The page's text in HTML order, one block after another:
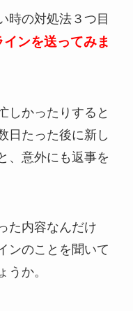
時の対処法３つ目
ンを送ってみま
しかったりすると
日たった後に新し
、意外にも返事を
た内容なんだけ
ンのことを聞いて
うか。